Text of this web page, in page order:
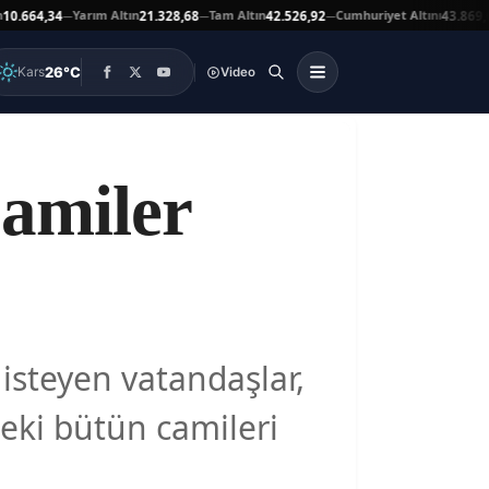
—Yarım Altın21.328,68—Tam Altın42.526,92—Cumhuriyet Altını43.869,00▲
Kars26°C Video
vatandaşlar,
bütün camileri